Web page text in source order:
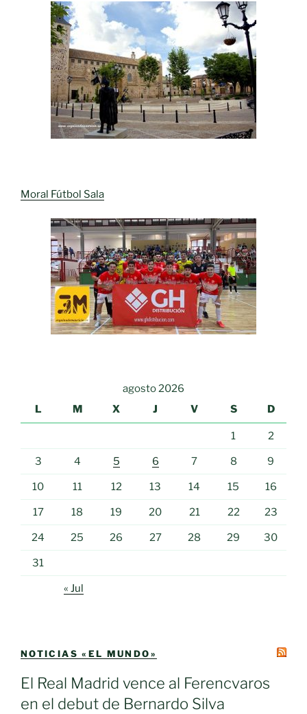
Moral Fútbol Sala
agosto 2026
L
M X J V S D
1 2
3 4 5 6 7 8 9
10 11 12 13 14 15 16
17 18 19 20 21 22 23
24 25 26 27 28 29 30
31
« Jul
NOTICIAS «EL MUNDO»
El Real Madrid vence al Ferencvaros
en el debut de Bernardo Silva